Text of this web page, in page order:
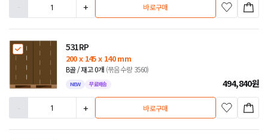
-
+ 바로구매
531RP
200 x 145 x 140 mm
B골 / 재고 0개 (묶음수량 3560)
NEW 무료배송 494,840원
-
+ 바로구매